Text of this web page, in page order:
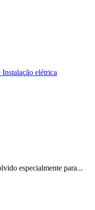
Instalação elétrica
especialmente para...